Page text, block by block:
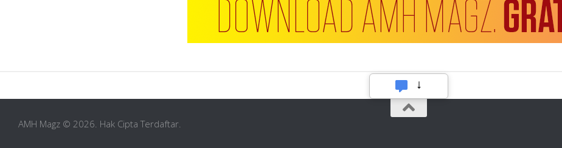
Hubungi Kami
AMH Magz © 2026. Hak Cipta Terdaftar.